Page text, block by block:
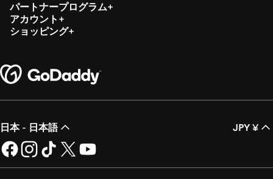
パートナープログラム
アカウント
ショッピング
日本 - 日本語 JPY ¥